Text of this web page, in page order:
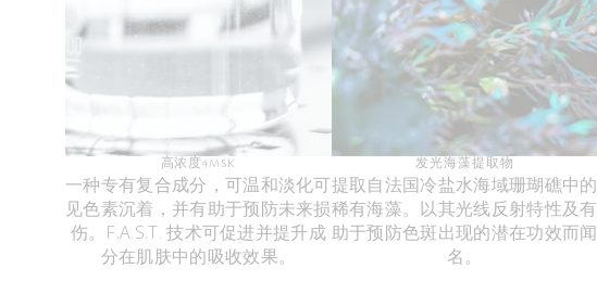
高浓度4MSK
一种专有复合成分，可温和淡化可
见色素沉着，并有助于预防未来损
伤。F.A.S.T. 技术可促进并提升成
分在肌肤中的吸收效果。
发光海藻提取物
提取自法国冷盐水海域珊瑚礁中的
稀有海藻。以其光线反射特性及有
助于预防色斑出现的潜在功效而闻
名。